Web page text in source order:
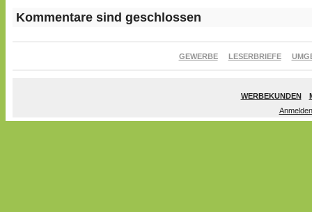
Kommentare sind geschlossen
GEWERBE LESERBRIEFE
WERBEKUNDEN
Anmelden